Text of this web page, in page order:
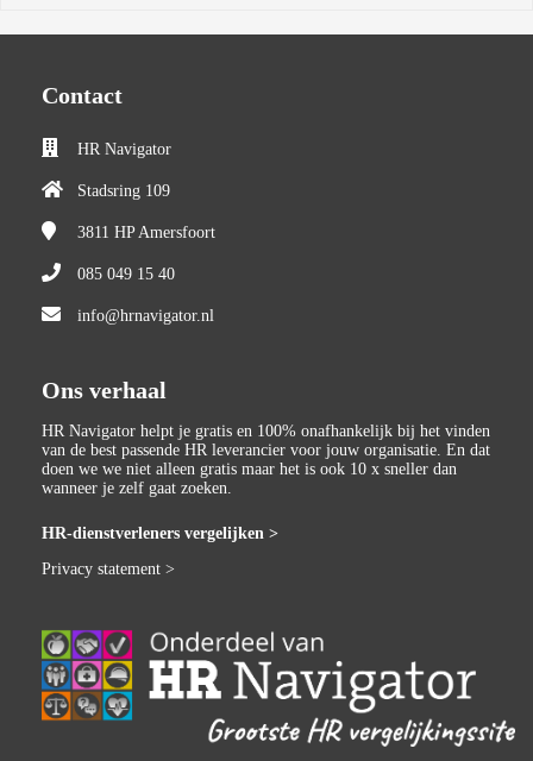
Contact
HR Navigator
Stadsring 109
3811 HPAmersfoort
085 049 15 40
info@hrnavigator.nl
Ons verhaal
HR Navigator helpt je gratis en 100% onafhankelijk bij het vinden
van de best passende HR leverancier voor jouw organisatie. En dat
doen we we niet alleen gratis maar het is ook 10 x sneller dan
wanneer je zelf gaat zoeken.
HR-dienstverleners vergelijken >
Privacy statement >